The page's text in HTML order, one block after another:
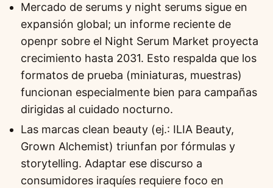
Mercado de serums y night serums sigue en
expansión global; un informe reciente de
openpr sobre el Night Serum Market proyecta
crecimiento hasta 2031. Esto respalda que los
formatos de prueba (miniaturas, muestras)
funcionan especialmente bien para campañas
dirigidas al cuidado nocturno.
Las marcas clean beauty (ej.: ILIA Beauty,
Grown Alchemist) triunfan por fórmulas y
storytelling. Adaptar ese discurso a
consumidores iraquíes requiere foco en